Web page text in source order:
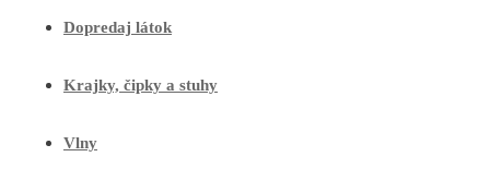
Dopredaj látok
Krajky, čipky a stuhy
Vlny